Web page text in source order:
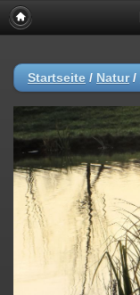
Startseite / Natur/